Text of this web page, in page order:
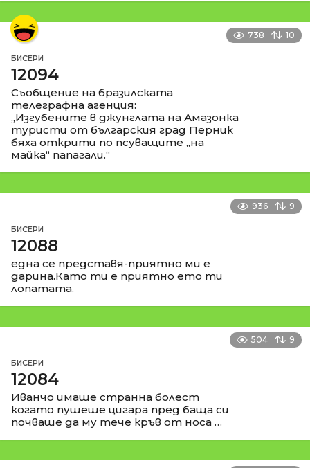
738 10
БИСЕРИ
12094
Съобщение на бразилската
телеграфна агенция:
„Изгубените в джунглата на Амазонка
туристи от българския град Перник
бяха открити по псуващите „на
майка“ папагали.“
936 9
БИСЕРИ
12088
една се представя-приятно ми е
дарина.Като ти е приятно ето ти
лопатата.
504 9
БИСЕРИ
12084
Иванчо имаше странна болест
когато пушеше цигара пред баща си
почваше да му тече кръв от носа …